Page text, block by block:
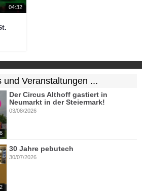
04:32
und Veranstaltungen ...
Der Circus Althoff gastiert in
Neumarkt in der Steiermark!
03/08/2026
30 Jahre pebutech
30/07/2026